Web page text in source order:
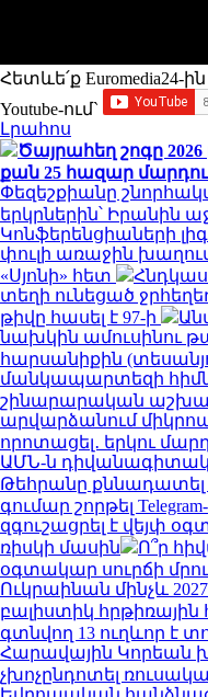
Հետևե՛ք Euromedia24-ին
Youtube-ում`
Լրահոս
Ծայրահեղ շոգը
քան 25 հազար մարդու
Փեզեշքիանը
երկրներին՝ Իրանին
Կոնֆերենցիաների
փուլի առաջին
«Սյոնի» հետ
տեղի ունեցած
թիվը հասել է 97-ի
նախկին ամուսինու
հարսանիքին
մանկապարտեզի
շինարարական
արվարձանում
որոտացել․ երկու մարդ
ԱՄՆ-ն
Թեհրանը քննադատել
գումար շորթել
զգուշացրել է վեյփ
ռիսկի մասին
Ո՞ր
օգտակար սուրճի
Ուկրաինան մինչև
բալիստիկ
գտնվող 13 ուղևոր է
Հարավային Կորեան
չխոչընդոտել